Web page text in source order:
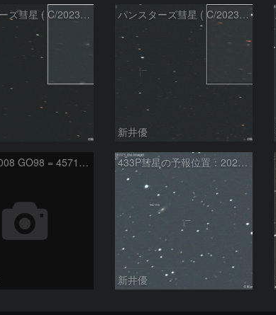
パンスターズ彗星 ( C/2023R1 ) ：2026/07/08 パンスターズ彗星 ( C/2023R1 ) ：2026/05/20
新井優
362P（2008 GO98 = 457175） 433P彗星の予報位置：2025/05/04
新井優